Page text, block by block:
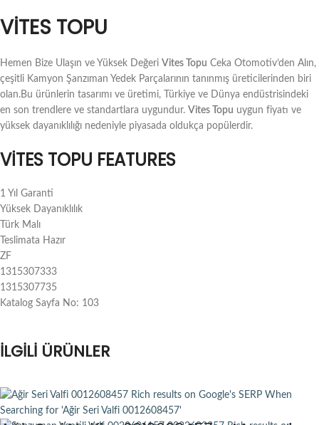
VITES TOPU
Hemen Bize Ulaşın ve Yüksek Değeri Vites Topu Ceka Otomotiv’den Alın,
çeşitli Kamyon Şanzıman Yedek Parçalarının tanınmış üreticilerinden biri
olan.Bu ürünlerin tasarımı ve üretimi, Türkiye ve Dünya endüstrisindeki
en son trendlere ve standartlara uygundur. Vites Topu uygun fiyatı ve
yüksek dayanıklılığı nedeniyle piyasada oldukça popülerdir.
VITES TOPU FEATURES
1 Yıl Garanti
Yüksek Dayanıklılık
Türk Malı
Teslimata Hazır
ZF
1315307333
1315307735
Katalog Sayfa No: 103
İLGILI ÜRÜNLER